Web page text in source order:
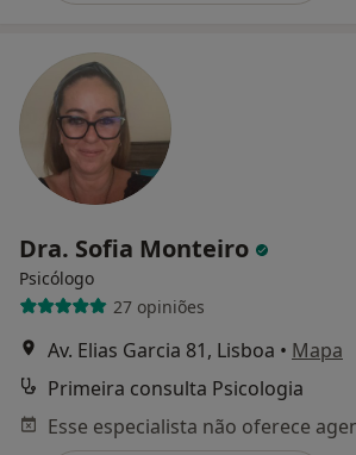
Dra. Sofia Monteiro
Psicólogo
27 opiniões
Av. Elias Garcia 81, Lisboa • Mapa
Primeira consulta Psicologia